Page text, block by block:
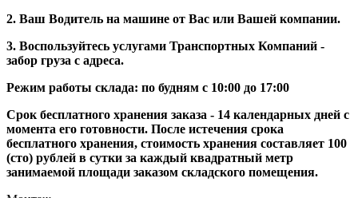
2. Ваш Водитель на машине от Вас или Вашей компании.
3. Воспользуйтесь услугами Транспортных Компаний -
забор груза с адреса.
Режим работы склада: по будням с 10:00 до 17:00
Срок бесплатного хранения заказа - 14 календарных дней с
момента его готовности. После истечения срока
бесплатного хранения, стоимость хранения составляет 100
(сто) рублей в сутки за каждый квадратный метр
занимаемой площади заказом складского помещения.